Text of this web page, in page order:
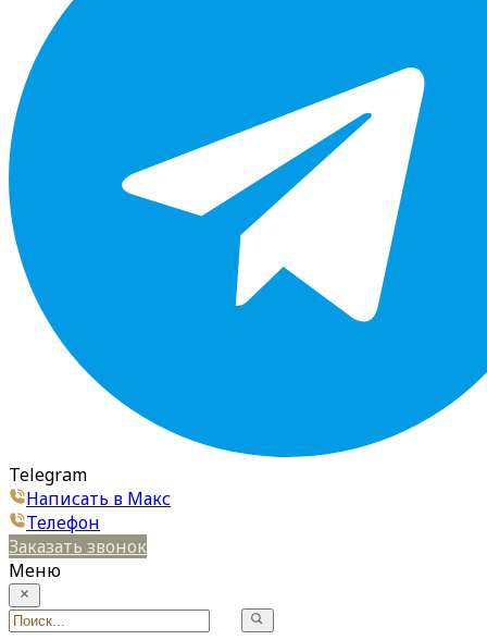
Telegram
Написать в Макс
Телефон
Заказать звонок
Меню